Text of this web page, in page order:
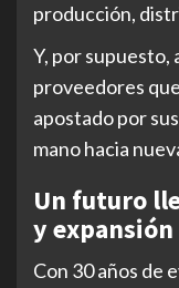
producción,
Y, por supuesto,
proveedores
apostado por
mano hacia
Un futuro
y expansión
Con 30 años de